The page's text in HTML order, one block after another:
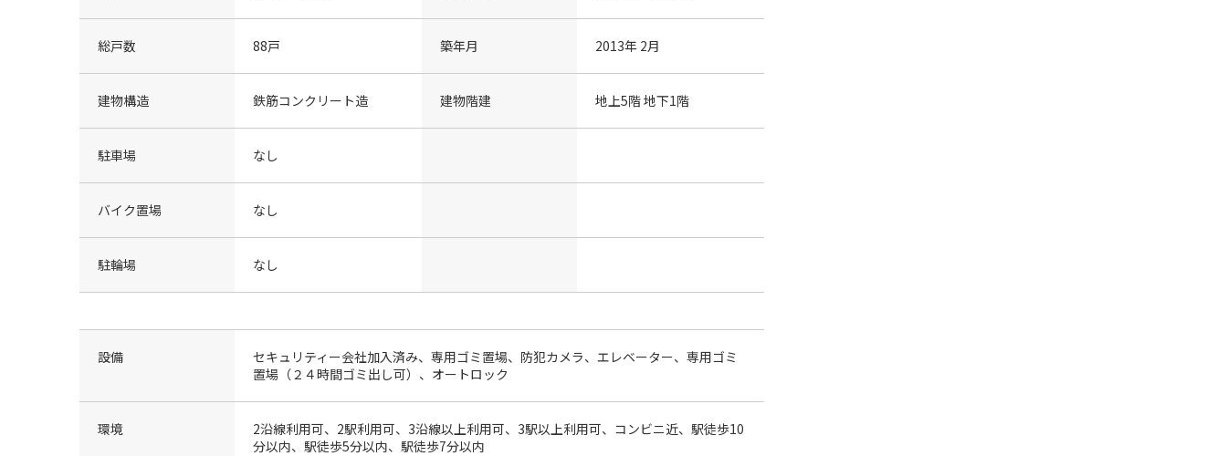
総戸数 88戸 築年月 2013年 2月
建物構造 鉄筋コンクリート造 建物階建 地上5階 地下1階
駐車場 なし
バイク置場 なし
駐輪場 なし
設備
セキュリティー会社加入済み、専用ゴミ置場、防犯カメラ、エレベーター、専用ゴミ
置場（２４時間ゴミ出し可）、オートロック
環境
2沿線利用可、2駅利用可、3沿線以上利用可、3駅以上利用可、コンビニ近、駅徒歩10
分以内、駅徒歩5分以内、駅徒歩7分以内